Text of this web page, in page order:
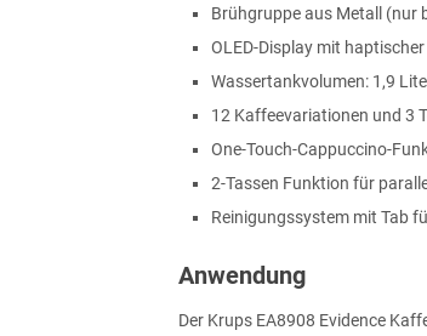
Brühgruppe aus Metall (nur
OLED-Display mit
Wassertankvolumen: 1,9
12 Kaffeevariationen und 3
One-Touch-Cappuccino-
2-Tassen Funktion für
Reinigungssystem mit Tab
Anwendung
Der Krups EA8908 Evidence